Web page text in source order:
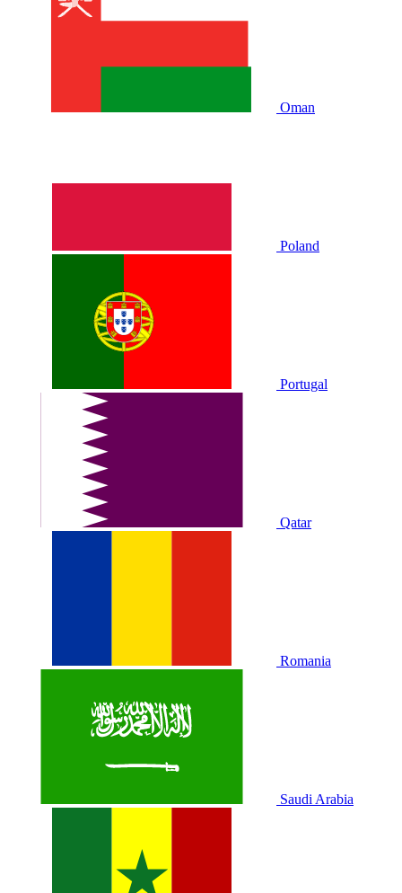
Oman
Poland
Portugal
Qatar
Romania
Saudi Arabia